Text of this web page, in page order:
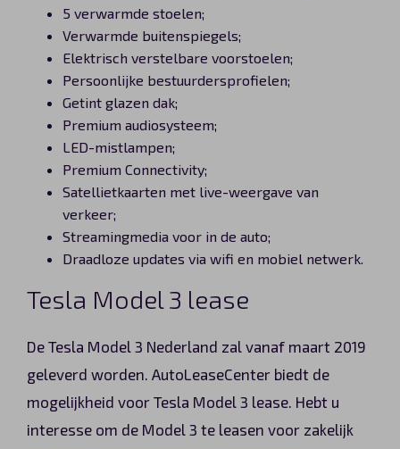
5 verwarmde stoelen;
Verwarmde buitenspiegels;
Elektrisch verstelbare voorstoelen;
Persoonlijke bestuurdersprofielen;
Getint glazen dak;
Premium audiosysteem;
LED-mistlampen;
Premium Connectivity;
Satellietkaarten met live-weergave van
verkeer;
Streamingmedia voor in de auto;
Draadloze updates via wifi en mobiel netwerk.
Tesla Model 3 lease
De Tesla Model 3 Nederland zal vanaf maart 2019
geleverd worden. AutoLeaseCenter biedt de
mogelijkheid voor Tesla Model 3 lease. Hebt u
interesse om de Model 3 te leasen voor zakelijk